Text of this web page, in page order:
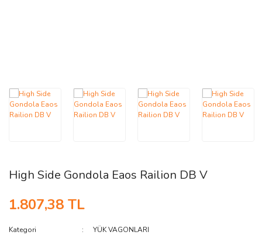
High Side Gondola Eaos Railion DB V
1.807,38 TL
Kategori
YÜK VAGONLARI
TEKNİK KİTAP ve KATALOGLAR